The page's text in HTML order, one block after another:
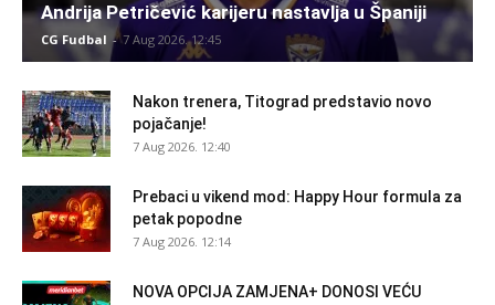
Andrija Petričević karijeru nastavlja u Španiji
CG Fudbal - 7 Aug 2026. 12:45
Nakon trenera, Titograd predstavio novo
pojačanje!
7 Aug 2026. 12:40
Prebaci u vikend mod: Happy Hour formula za
petak popodne
7 Aug 2026. 12:14
NOVA OPCIJA ZAMJENA+ DONOSI VEĆU